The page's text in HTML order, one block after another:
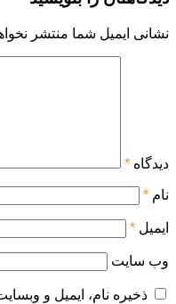
نشانی ایمیل شما منتشر
دیدگاه *
نام *
ایمیل *
وب‌ سایت
ذخیره نام، ایمیل و